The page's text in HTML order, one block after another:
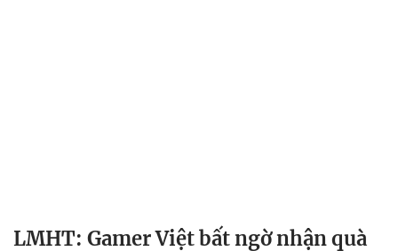
LMHT: Gamer Việt bất ngờ nhận quà